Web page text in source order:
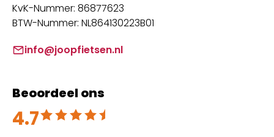
KvK-Nummer: 86877623
BTW-Nummer: NL864130223B01
info@joopfietsen.nl
Beoordeel ons
4.7
Beoordeeld met 4.7 uit 5